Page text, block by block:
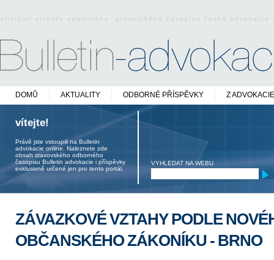
oficiální stránky odborného právnického časopisu české
DOMŮ AKTUALITY ODBORNÉ PŘÍSPĚVKY Z ADVOKACIE
vítejte!
Právě jste vstoupili na Bulletin
advokacie online. Naleznete zde
obsah stavovského odborného
časopisu Bulletin advokacie i příspěvky
exklusivně určené jen pro tento portál.
VYHLEDAT NA WEBU
ZÁVAZKOVÉ VZTAHY PODLE
OBČANSKÉHO ZÁKONÍKU - BRNO